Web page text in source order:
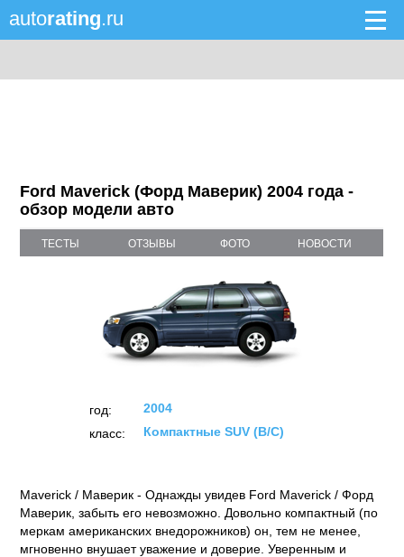
autorating.ru
Ford Maverick (Форд Маверик) 2004 года -
обзор модели авто
ТЕСТЫ ОТЗЫВЫ ФОТО НОВОСТИ
год:
2004
класс:
Компактные SUV (B/C)
Maverick / Маверик - Однажды увидев Ford Maverick / Форд
Маверик, забыть его невозможно. Довольно компактный (по
меркам американских внедорожников) он, тем не менее,
мгновенно внушает уважение и доверие. Уверенным и